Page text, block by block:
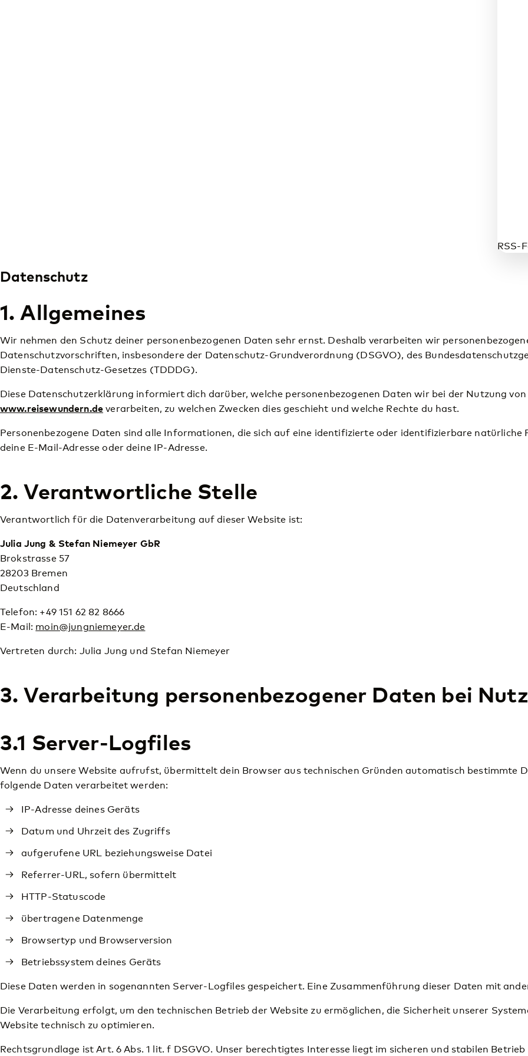
RSS-
Datenschutz
1. Allgemeines
Wir nehmen den Schutz deiner personenbezogenen Daten sehr ernst. Deshalb verarbeiten wir
Datenschutzvorschriften, insbesondere der Datenschutz-Grundverordnung (DSGVO), des
Dienste-Datenschutz-Gesetzes (TDDDG).
Diese Datenschutzerklärung informiert dich darüber, welche personenbezogenen Daten wir bei der Nutzung
www.reisewundern.deverarbeiten, zu welchen Zwecken dies geschieht und welche Rechte du hast.
Personenbezogene Daten sind alle Informationen, die sich auf eine identifizierte oder identifizierbare natürliche
deine E-Mail-Adresse oder deine IP-Adresse.
2. Verantwortliche Stelle
Verantwortlich für die Datenverarbeitung auf dieser Website ist:
Julia Jung & Stefan Niemeyer GbR
Brokstrasse 57
28203 Bremen
Deutschland
Telefon: +49 151 62 82 8666
E-Mail: moin@jungniemeyer.de
Vertreten durch: Julia Jung und Stefan Niemeyer
3. Verarbeitung personenbezogener Daten bei
3.1 Server-Logfiles
Wenn du unsere Website aufrufst, übermittelt dein Browser aus technischen Gründen automatisch bestimmte
folgende Daten verarbeitet werden:
IP-Adresse deines Geräts
Datum und Uhrzeit des Zugriffs
aufgerufene URL beziehungsweise Datei
Referrer-URL, sofern übermittelt
HTTP-Statuscode
übertragene Datenmenge
Browsertyp und Browserversion
Betriebssystem deines Geräts
Diese Daten werden in sogenannten Server-Logfiles gespeichert. Eine Zusammenführung dieser Daten mit
Die Verarbeitung erfolgt, um den technischen Betrieb der Website zu ermöglichen, die Sicherheit unserer
Website technisch zu optimieren.
Rechtsgrundlage ist Art. 6 Abs. 1 lit. f DSGVO. Unser berechtigtes Interesse liegt im sicheren und stabilen